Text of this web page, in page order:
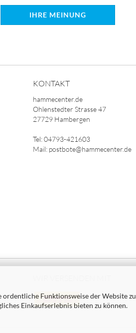
Funktionsweise der Website zu
Einkaufserlebnis bieten zu können.
IHRE MEINUNG
KONTAKT
hammecenter.de
Ohlenstedter Strasse 47
27729 Hambergen
Tel: 04793-421603
Mail: postbote@hammecenter.de